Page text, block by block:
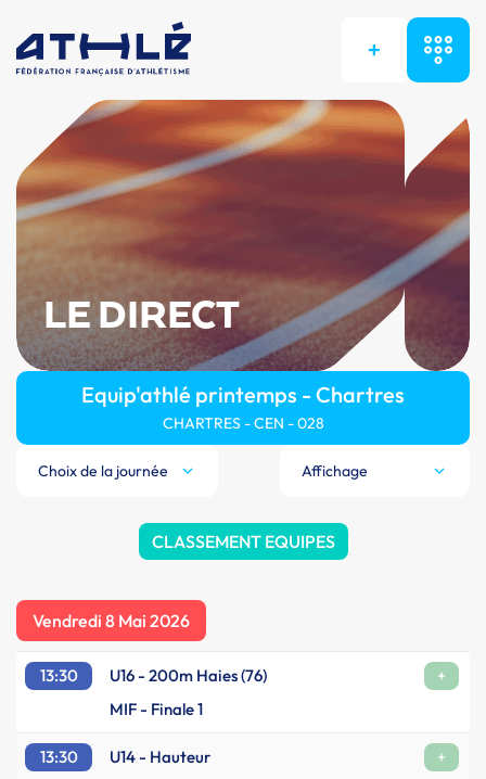
+
LE DIRECT
Equip'athlé printemps - Chartres
CHARTRES - CEN - 028
Choix de la journée Affichage
CLASSEMENT EQUIPES
Vendredi 8 Mai 2026
13:30 U16 - 200m Haies (76)
+
MIF - Finale 1
13:30 U14 - Hauteur
+